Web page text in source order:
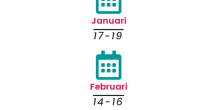
Januari
17-19
Februari
14-16